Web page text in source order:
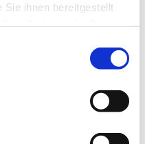
Sie ihnen bereitgestellt
interessieren